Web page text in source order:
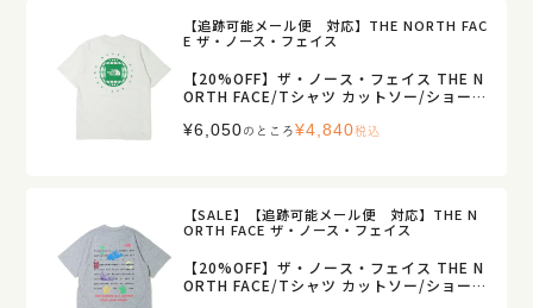
【追跡可能メール便 対応】THE NORTH FAC
E ザ・ノース・フェイス
【20%OFF】ザ・ノース・フェイス THE N
ORTH FACE/Tシャツ カットソー/ショート
3/レディース【正規取扱】
¥6,050 のところ¥4,840税込
【SALE】【追跡可能メール便 対応】THE N
ORTH FACE ザ・ノース・フェイス
【20%OFF】ザ・ノース・フェイス THE N
ORTH FACE/Tシャツ カットソー/ショート